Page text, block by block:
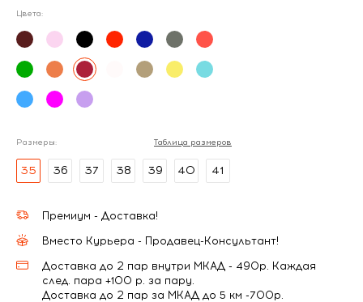
Цвета:
Размеры: Таблица размеров
35 36 37 38 39 40 41
Премиум - Доставка!
Вместо Курьера - Продавец-Консультант!
Доставка до 2 пар внутри МКАД - 490р. Каждая
след. пара +100 р. за пару.
Доставка до 2 пар за МКАД до 5 км -700р.